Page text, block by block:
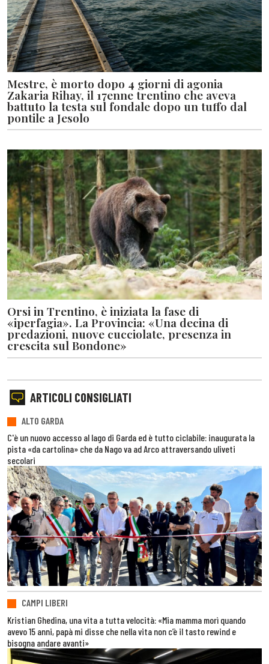
Mestre, è morto dopo 4 giorni di agonia
Zakaria Rihay, il 17enne trentino che aveva
battuto la testa sul fondale dopo un tuffo dal
pontile a Jesolo
Orsi in Trentino, è iniziata la fase di
«iperfagia». La Provincia: «Una decina di
predazioni, nuove cucciolate, presenza in
crescita sul Bondone»
ARTICOLI CONSIGLIATI
ALTO GARDA
C'è un nuovo accesso al lago di Garda ed è tutto ciclabile: inaugurata la
pista «da cartolina» che da Nago va ad Arco attraversando uliveti
secolari
CAMPI LIBERI
Kristian Ghedina, una vita a tutta velocità: «Mia mamma morì quando
avevo 15 anni, papà mi disse che nella vita non c’è il tasto rewind e
bisogna andare avanti»